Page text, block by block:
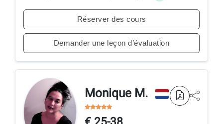
Réserver des cours
Demander une leçon d’évaluation
Monique M.